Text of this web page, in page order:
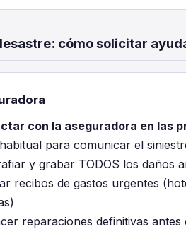
cómo solicitar
con la aseguradora en las
para comunicar el
y grabar TODOS los daños
recibos de gastos urgentes
reparaciones definitivas antes